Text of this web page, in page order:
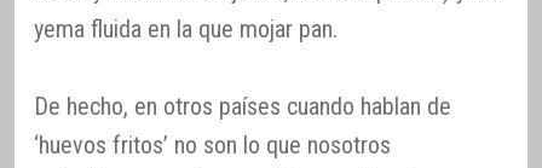
yema fluida en la que mojar pan.
De hecho, en otros países cuando hablan de
‘huevos fritos’ no son lo que nosotros